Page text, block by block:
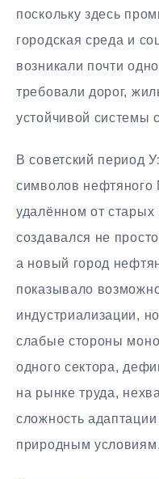
поскольку здесь
городская среда и
возникали почти
требовали дорог,
устойчивой системы
В советский период
символов нефтяного
удалённом от
создавался не
а новый город
показывало
индустриализации,
слабые стороны
одного сектора,
на рынке труда,
сложность
природным условиям.